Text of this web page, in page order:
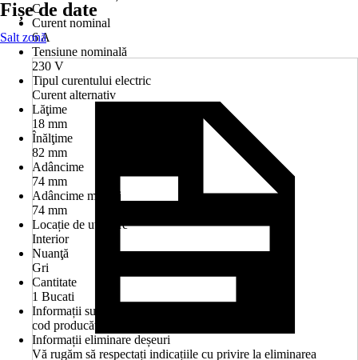
C
Curent nominal
6 A
Tensiune nominală
230 V
Tipul curentului electric
Curent alternativ
Lăţime
18 mm
Înălţime
82 mm
Adâncime
74 mm
Adâncime montaj
74 mm
Locație de utilizare
Interior
Nuanţă
Gri
Cantitate
1 Bucati
Informații suplimentare
cod producător EZ9F32106
Informații eliminare deșeuri
Vă rugăm să respectați indicațiile cu privire la eliminarea
Fișe de date
Salt zonă